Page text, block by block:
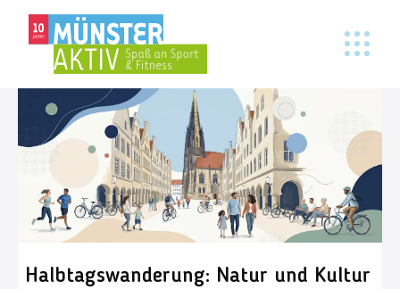
Halbtagswanderung: Natur und Kultur